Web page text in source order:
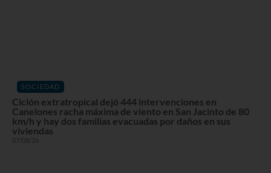
SOCIEDAD
Ciclón extratropical dejó 444 intervenciones en
Canelones racha máxima de viento en San Jacinto de 80
km/h y hay dos familias evacuadas por daños en sus
viviendas
07/08/26